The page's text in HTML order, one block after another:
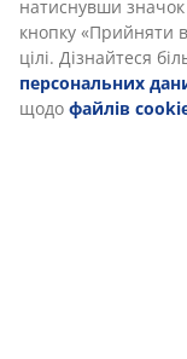
натиснувши
кнопку «Прийняти
цілі. Дізнайтеся
персональних
щодо файлів